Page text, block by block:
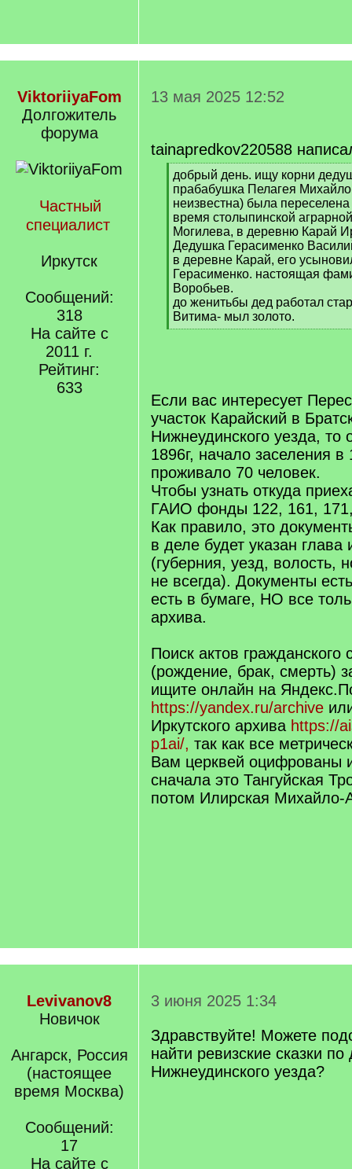
ViktoriiyaFom
Долгожитель
форума
Частный
специалист
Иркутск
Сообщений:
318
На сайте с
2011 г.
Рейтинг:
633
13 мая 2025 12:52
tainapredkov220588
[
q
]
добрый день. ищу корни
прабабушка Пелагея
неизвестна) была
время столыпинской
Могилева, в деревню Карай
Дедушка Герасименко
в деревне Карай, его
Герасименко. настоящая
Воробьев.
до женитьбы дед работал
Витима- мыл золото.
[
Если вас интересует
участок Карайский в
Нижнеудинского уезда, то
1896г, начало заселения в
проживало 70 человек.
Чтобы узнать откуда
ГАИО фонды 122, 161,
Как правило, это
в деле будет указан глава
(губерния, уезд, волость,
не всегда). Документы
есть в бумаге, НО все
архива.
Поиск актов гражданского
(рождение, брак, смерть)
ищите онлайн на
https://yandex.ru/archive
Иркутского архива https://
p1ai/, так как все
Вам церквей оцифрованы
сначала это Тангуйская
потом Илирская Михайло-
Levivanov8
Новичок
Ангарск, Россия
(настоящее
время Москва)
Сообщений:
17
На сайте с
3 июня 2025 1:34
Здравствуйте! Можете
найти ревизские сказки
Нижнеудинского уезда?